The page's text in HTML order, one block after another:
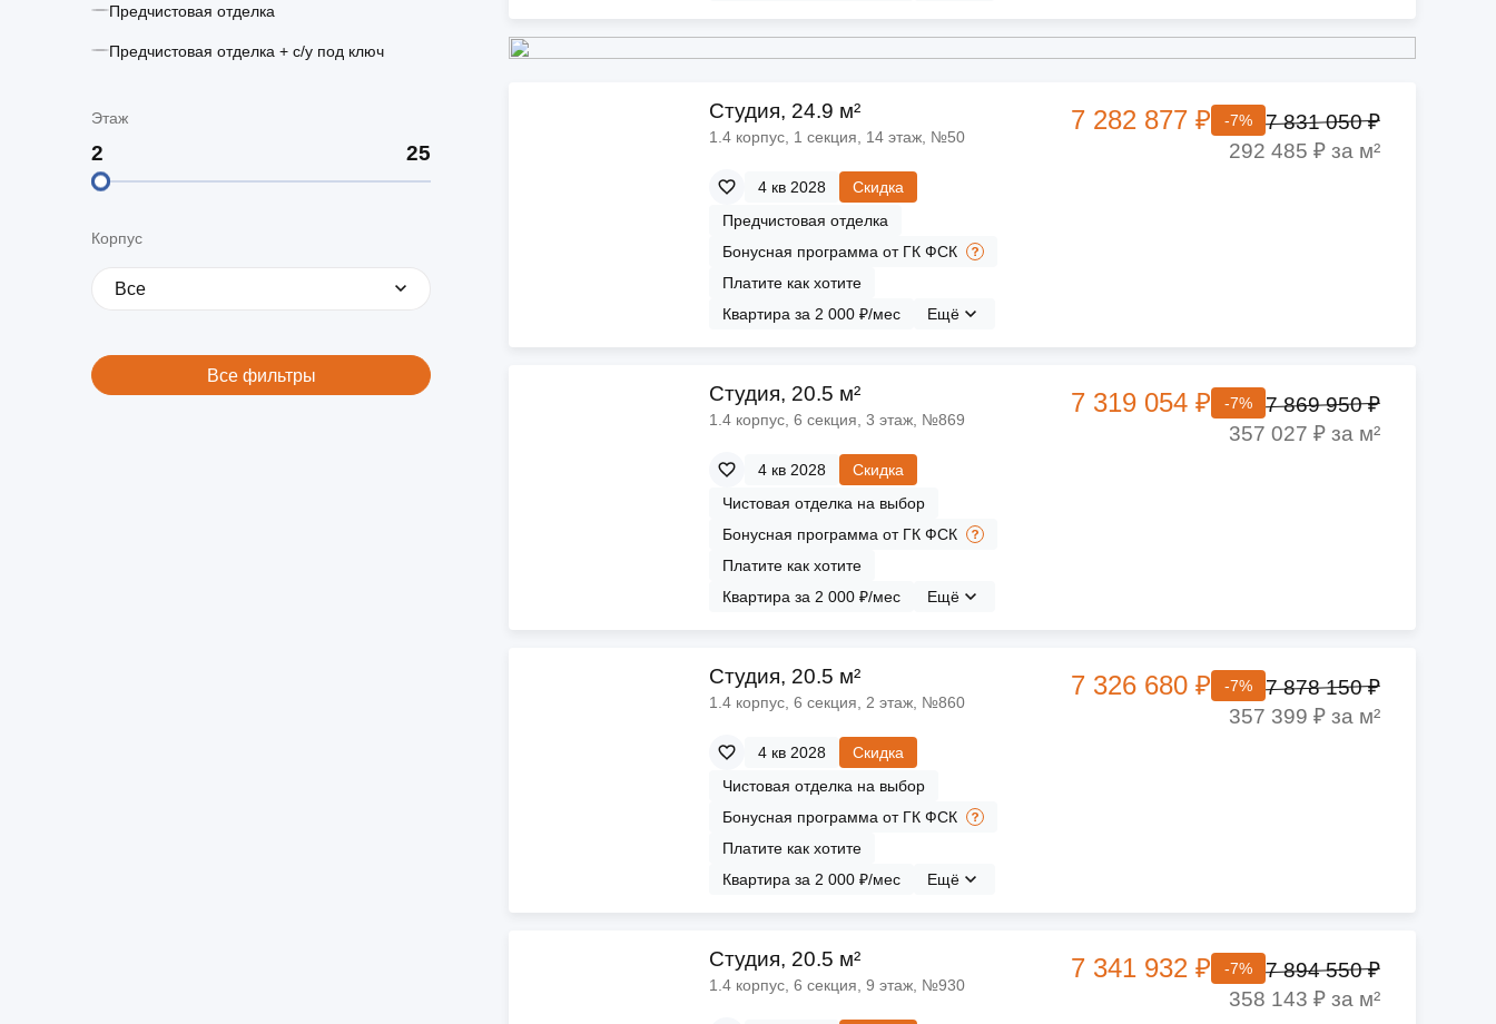
Предчистовая отделка
Предчистовая отделка + с/у под ключ
Этаж
Корпус
Все
Все фильтры
Cтудия, 24.9 м²
1.4 корпус, 1 секция, 14 этаж, №50
4 кв 2028
Скидка
Предчистовая отделка
Бонусная программа от ГК ФСК
Платите как хотите
Квартира за 2 000 ₽/мес
Ещё
7 282 877 ₽ -7%
7 831 050 ₽
292 485 ₽ за м²
Cтудия, 20.5 м²
1.4 корпус, 6 секция, 3 этаж, №869
4 кв 2028
Скидка
Чистовая отделка на выбор
Бонусная программа от ГК ФСК
Платите как хотите
Квартира за 2 000 ₽/мес
Ещё
7 319 054 ₽ -7%
7 869 950 ₽
357 027 ₽ за м²
Cтудия, 20.5 м²
1.4 корпус, 6 секция, 2 этаж, №860
4 кв 2028
Скидка
Чистовая отделка на выбор
Бонусная программа от ГК ФСК
Платите как хотите
Квартира за 2 000 ₽/мес
Ещё
7 326 680 ₽ -7%
7 878 150 ₽
357 399 ₽ за м²
Cтудия, 20.5 м²
1.4 корпус, 6 секция, 9 этаж, №930
7 341 932 ₽ -7%
7 894 550 ₽
358 143 ₽ за м²